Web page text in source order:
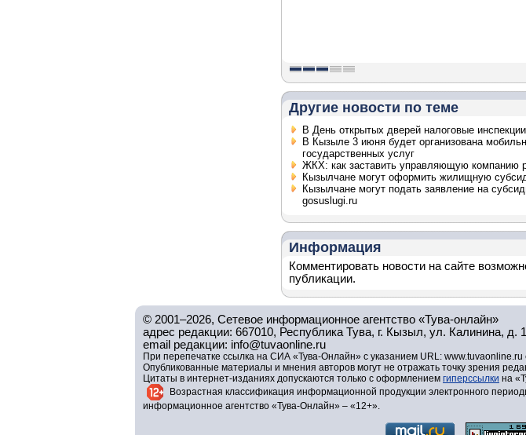
Другие новости по теме
В День открытых дверей налоговые
В Кызыле 3 июня будет организована
государственных услуг
ЖКХ: как заставить управляющую компанию
Кызылчане могут оформить жилищную
Кызылчане могут подать заявление на
gosuslugi.ru
Информация
Комментировать новости на сайте
публикации.
© 2001–2026, Сетевое информационное агентство «Тува-онлайн»
адрес редакции: 667010, Республика Тува, г. Кызыл, ул. Калинина, д.
email редакции: info@tuvaonline.ru
При перепечатке ссылка на СИА «Тува-Онлайн» с указанием URL: www.tuvaonline.ru
Опубликованные материалы и мнения авторов могут не отражать точку зрения
Цитаты в интернет-изданиях допускаются только с оформлением гиперссылки на
Возрастная классификация информационной продукции электронного
информационное агентство «Тува-Онлайн» – «12+».